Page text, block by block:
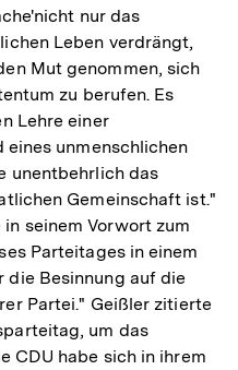
nur das
Leben verdrängt,
Mut genommen, sich
zu berufen. Es
Lehre einer
unmenschlichen
unentbehrlich das
Gemeinschaft ist."
seinem Vorwort zum
Parteitages in einem
die Besinnung auf die
Partei." Geißler zitierte
um das
CDU habe sich in ihrem